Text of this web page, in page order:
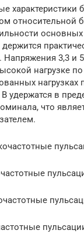
характеристики
относительной
Напряжения 3,3 и
нагрузке
нагрузках
удержатся в
что